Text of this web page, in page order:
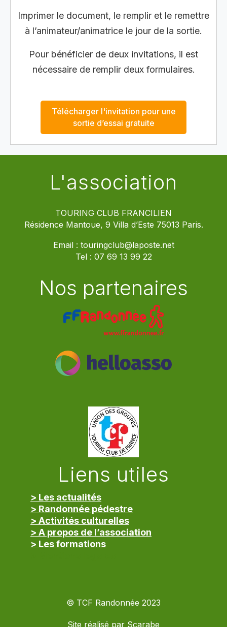
Imprimer le document, le remplir et le remettre
à l’animateur/animatrice le jour de la sortie.
Pour bénéficier de deux invitations, il est
nécessaire de remplir deux formulaires.
Télécharger l'invitation pour une
sortie d’essai gratuite
L'association
TOURING CLUB FRANCILIEN
Résidence Mantoue, 9 Villa d’Este 75013 Paris.
Email : touringclub@laposte.net
Tel : 07 69 13 99 22
Nos partenaires
Liens utiles
> Les actualités
> Randonnée pédestre
> Activités culturelles
> A propos de l’association
> Les formations
© TCF Randonnée 2023
Site réalisé par Scarabe